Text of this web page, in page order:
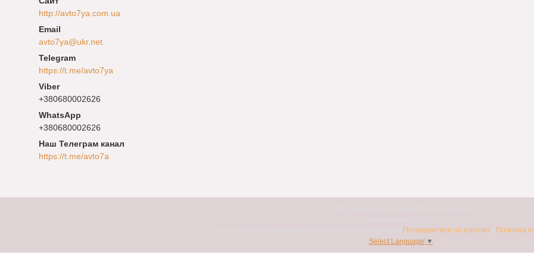
http://avto7ya.com.ua
avto7ya@ukr.net
https://t.me/avto7ya
+380680002626
+380680002626
Наш Телеграм канал
https://t.me/avto7a
Поскаржитися на контент
Політика
Select Language ▼